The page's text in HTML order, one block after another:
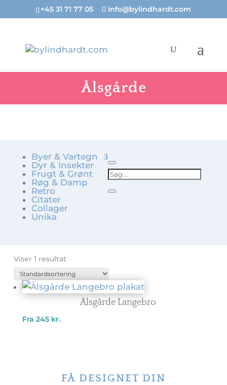
+45 31 71 77 05 info@bylindhardt.com
Ålsgårde
Byer & Vartegn
Dyr & Insekter
Frugt & Grønt
Røg & Damp
Retro
Citater
Collager
Unika
Viser 1 resultat
Ålsgårde Langebro
Fra 245 kr.
FÅ DESIGNET DIN